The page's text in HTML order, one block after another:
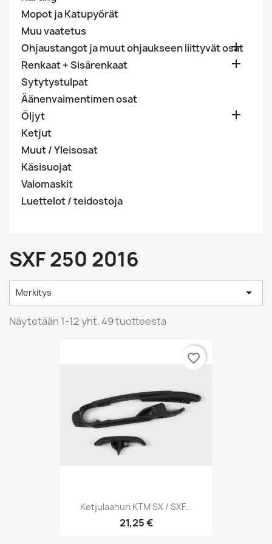
Mopot ja Katupyörät
Muu vaatetus
Ohjaustangot ja muut ohjaukseen liittyvät osat

Renkaat + Sisärenkaat 
Sytytystulpat
Äänenvaimentimen osat
Öljyt

Ketjut
Muut / Yleisosat
Käsisuojat
Valomaskit
Luettelot / teidostoja
SXF 250 2016
Merkitys 
Näytetään 1-12 yht. 49 tuotteesta
Ketjulaahuri KTM SX / SXF...
21,25 €
favorite_border